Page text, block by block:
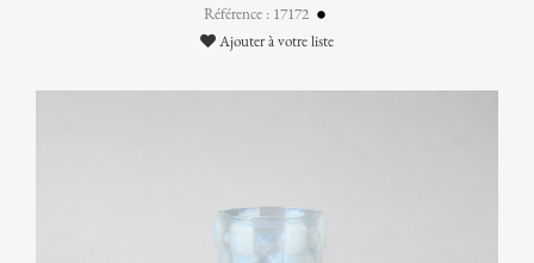
Référence : 17172
Ajouter à votre liste